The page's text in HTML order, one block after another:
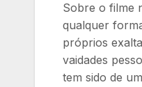
Sobre o filme
qualquer
próprios
vaidades
tem sido de